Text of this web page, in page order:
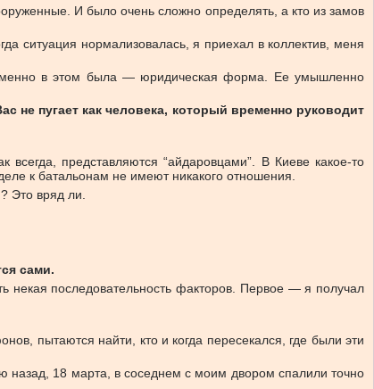
И было очень сложно определять, а кто из замов
ситуация нормализовалась, я приехал в коллектив, меня
именно в этом была — юридическая форма. Ее умышленно
не пугает как человека, который временно руководит
представляются “айдаровцами”. В Киеве какое-то
к батальонам не имеют никакого отношения.
Это вряд ли.
сами.
некая последовательность факторов. Первое — я получал
пытаются найти, кто и когда пересекался, где были эти
назад, 18 марта, в соседнем с моим двором спалили точно